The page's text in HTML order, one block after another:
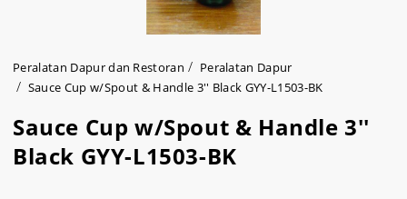
Peralatan Dapur dan Restoran
Peralatan Dapur
Sauce Cup w/Spout & Handle 3'' Black GYY-L1503-BK
Sauce Cup w/Spout & Handle 3''
Black GYY-L1503-BK